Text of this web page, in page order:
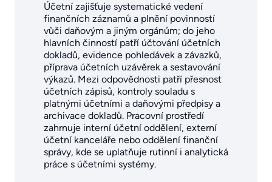
Účetní zajišťuje systematické vedení
finančních záznamů a plnění povinností
vůči daňovým a jiným orgánům; do jeho
hlavních činností patří účtování účetních
dokladů, evidence pohledávek a závazků,
příprava účetních uzávěrek a sestavování
výkazů. Mezi odpovědnosti patří přesnost
účetních zápisů, kontroly souladu s
platnými účetními a daňovými předpisy a
archivace dokladů. Pracovní prostředí
zahrnuje interní účetní oddělení, externí
účetní kanceláře nebo oddělení finanční
správy, kde se uplatňuje rutinní i analytická
práce s účetními systémy.